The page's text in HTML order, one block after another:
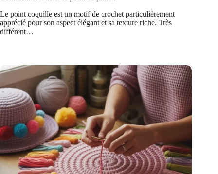
Le point coquille est un motif de crochet particulièrement
apprécié pour son aspect élégant et sa texture riche. Très
différent…